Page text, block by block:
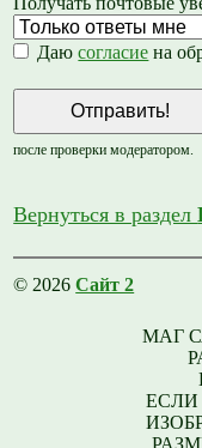
Даюсогласие на
после проверки модератором.
Вернуться в раздел
© 2026Сайт 2
МАГ